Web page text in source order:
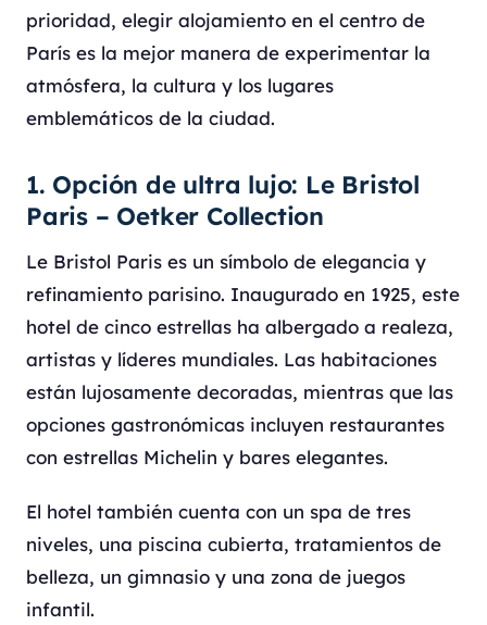
prioridad, elegir alojamiento en el centro de
París es la mejor manera de experimentar la
atmósfera, la cultura y los lugares
emblemáticos de la ciudad.
1. Opción de ultra lujo: Le Bristol
Paris – Oetker Collection
Le Bristol Paris es un símbolo de elegancia y
refinamiento parisino. Inaugurado en 1925, este
hotel de cinco estrellas ha albergado a realeza,
artistas y líderes mundiales. Las habitaciones
están lujosamente decoradas, mientras que las
opciones gastronómicas incluyen restaurantes
con estrellas Michelin y bares elegantes.
El hotel también cuenta con un spa de tres
niveles, una piscina cubierta, tratamientos de
belleza, un gimnasio y una zona de juegos
infantil.